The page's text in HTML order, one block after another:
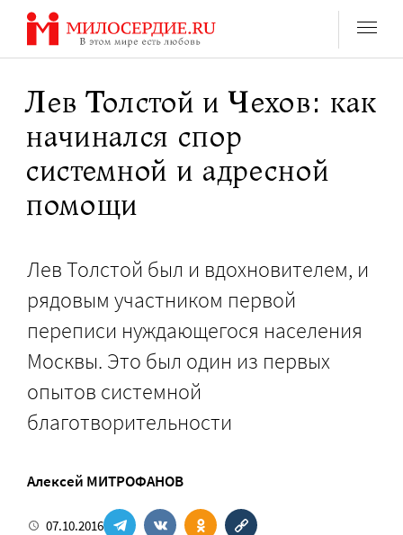
Перейти
содержанию
Лев Толстой и Чехов: как
начинался спор
системной и адресной
помощи
Лев Толстой был и вдохновителем, и
рядовым участником первой
переписи нуждающегося населения
Москвы. Это был один из первых
опытов системной
благотворительности
Алексей МИТРОФАНОВ
07.10.2016